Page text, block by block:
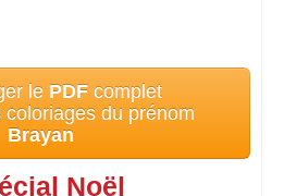
le PDF complet
du prénom
Brayan
Noël